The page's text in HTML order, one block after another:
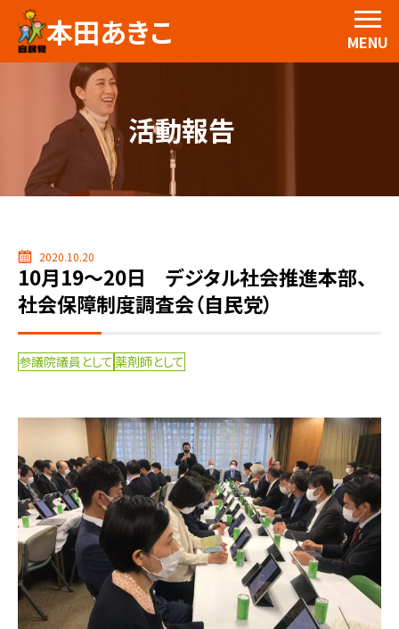
本田あきこ MENU
活動報告
2020.10.20
10月19～20日 デジタル社会推進本部、
社会保障制度調査会（自民党）
参議院議員として 薬剤師として